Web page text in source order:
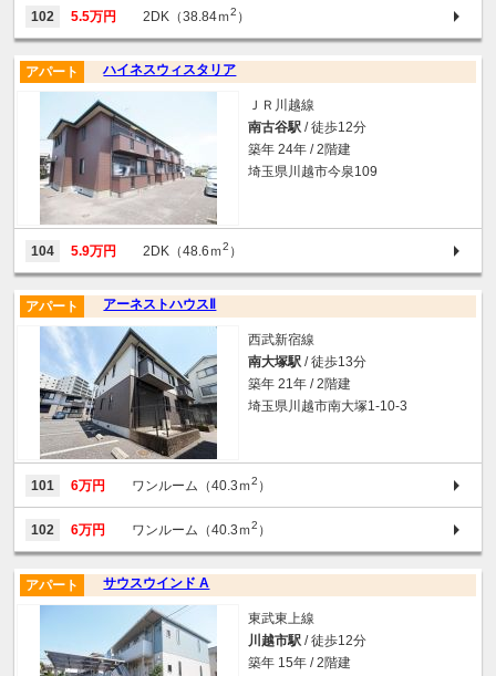
102 5.5万円 2DK（38.84ｍ2 ）
ハイネスウィスタリア
アパート
ＪＲ川越線
南古谷駅 / 徒歩12分
築年 24年 / 2階建
埼玉県川越市今泉109
104 5.9万円 2DK（48.6ｍ2 ）
アーネストハウスⅡ
アパート
西武新宿線
南大塚駅 / 徒歩13分
築年 21年 / 2階建
埼玉県川越市南大塚1-10-3
101 6万円 ワンルーム（40.3ｍ2 ）
102 6万円 ワンルーム（40.3ｍ2 ）
サウスウインド A
アパート
東武東上線
川越市駅 / 徒歩12分
築年 15年 / 2階建